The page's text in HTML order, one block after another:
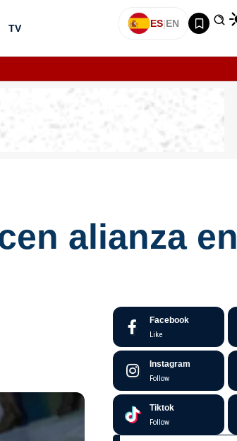
TV ES|EN
alianza en
Facebook
Like
Instagram
Follow
Tiktok
Follow